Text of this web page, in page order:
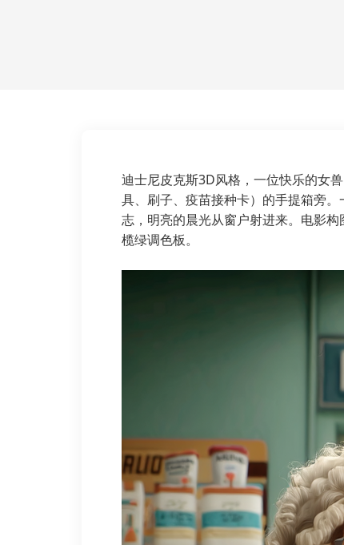
迪士尼皮克斯3D风格，一位快乐的女
具、刷子、疫苗接种卡）的手提箱旁
志，明亮的晨光从窗户射进来。电影
榄绿调色板。